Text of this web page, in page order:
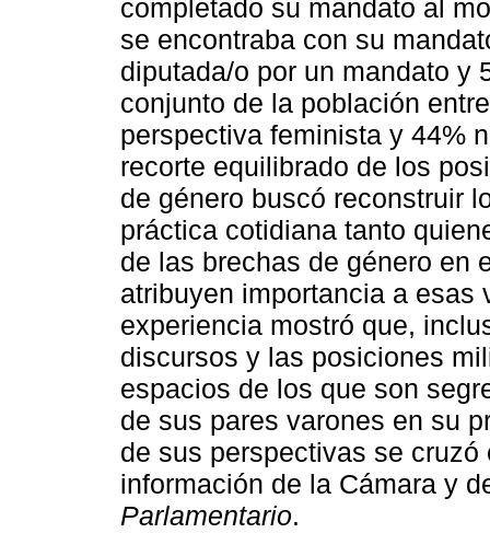
completado su mandato al
se encontraba con su
diputada/o por un mandato y
conjunto de la población
perspectiva feminista y 44%
recorte equilibrado de los
de género buscó reconstruir
práctica cotidiana tanto
de las brechas de género en
atribuyen importancia a esas
experiencia mostró que,
discursos y las posiciones
espacios de los que son
de sus pares varones en su
de sus perspectivas se
información de la Cámara y
Parlamentario.